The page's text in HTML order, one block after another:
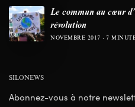
Le commun au cœur
révolution
NOVEMBRE 2017 7
SILONEWS
Abonnez-vous à notre